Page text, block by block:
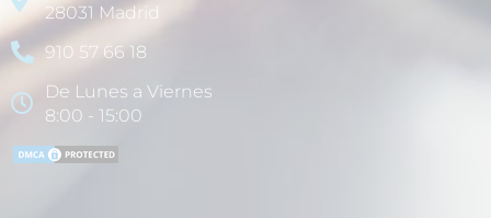
28031 Madrid
910 57 66 18
De Lunes a Viernes
8:00 - 15:00